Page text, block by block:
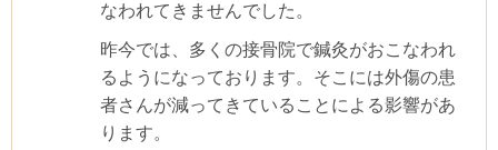
なわれてきませんでした。
昨今では、多くの接骨院で鍼灸がおこなわれ
るようになっております。そこには外傷の患
者さんが減ってきていることによる影響があ
ります。